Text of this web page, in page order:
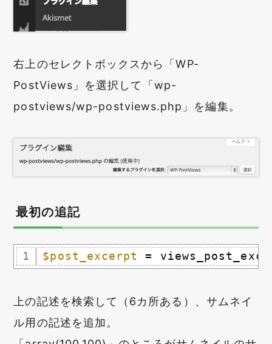
右上のセレクトボックスから「WP-
PostViews」を選択して「wp-
postviews/wp-postviews.php」を編集。
最初の追記
1 $post_excerpt =
上の記述を検索して（6カ所ある）、サムネイ
ル用の記述を追加。